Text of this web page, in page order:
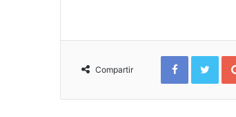
Compartir
Facebook